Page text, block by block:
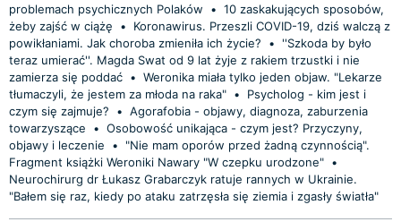
problemach psychicznych Polaków
• 10 zaskakujących sposobów,
żeby zajść w ciążę
•
Koronawirus. Przeszli COVID-19, dziś walczą z
powikłaniami. Jak choroba zmieniła ich życie?
•
''Szkoda by było
teraz umierać''. Magda Swat od 9 lat żyje z rakiem trzustki i nie
zamierza się poddać • Weronika miała tylko jeden objaw. "Lekarze
tłumaczyli, że jestem za młoda na raka" •
Psycholog - kim jest i
czym się zajmuje?
• Agorafobia - objawy, diagnoza, zaburzenia
towarzyszące
• Osobowość unikająca - czym jest? Przyczyny,
objawy i leczenie
•
"Nie mam oporów przed żadną czynnością".
Fragment książki Weroniki Nawary "W czepku urodzone" •
Neurochirurg dr Łukasz Grabarczyk ratuje rannych w Ukrainie.
"Bałem się raz, kiedy po ataku zatrzęsła się ziemia i zgasły światła"